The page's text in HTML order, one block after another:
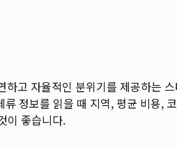
고 자율적인 분위기를 제공하는
정보를 읽을 때 지역, 평균 비용,
이 좋습니다.